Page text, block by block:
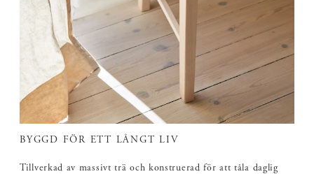
BYGGD FÖR ETT LÅNGT LIV
Tillverkad av massivt trä och konstruerad för att tåla daglig